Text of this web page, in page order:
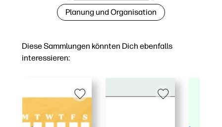
Diese Sammlungen könnten Dich ebenfalls
interessieren:
Planung und Organisation